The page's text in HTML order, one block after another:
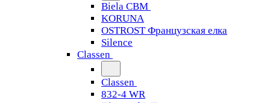
Biela CBM
KORUNA
OSTROST Французская елка
Silence
Classen
Classen
832-4 WR